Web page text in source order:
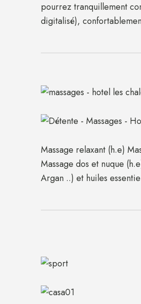
pourrez tranquillement
digitalisé),
Massage relaxant (h.e)
Massage dos et nuque
Argan ..) et huiles